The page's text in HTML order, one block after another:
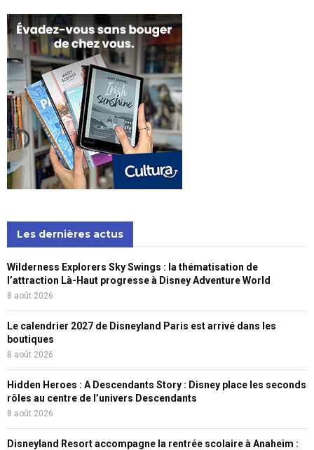
Les dernières actus
Wilderness Explorers Sky Swings : la thématisation de
l’attraction Là-Haut progresse à Disney Adventure World
8 août 2026
Le calendrier 2027 de Disneyland Paris est arrivé dans les
boutiques
8 août 2026
Hidden Heroes : A Descendants Story : Disney place les seconds
rôles au centre de l’univers Descendants
8 août 2026
Disneyland Resort accompagne la rentrée scolaire à Anaheim :